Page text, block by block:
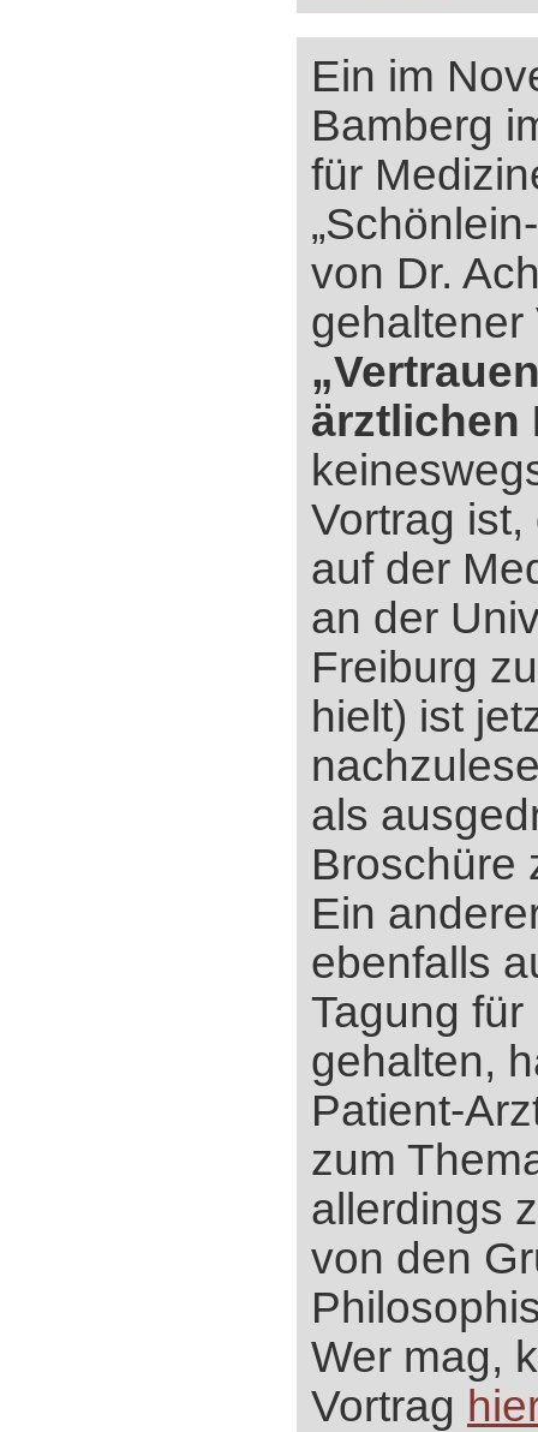
Ein im
Bamberg
für
von Dr.
gehaltener
ärztlichen
Vortrag
auf der
an der
Freiburg
hielt) ist
als
Broschüre
Ein
ebenfalls
Tagung
gehalten,
Patient-
zum
allerdings
von den
Wer mag,
Vortrag